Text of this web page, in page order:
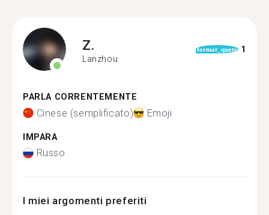
Z.
Lanzhou
format_quote 1
PARLA CORRENTEMENTE
Cinese (semplificato) Emoji
IMPARA
Russo
I miei argomenti preferiti